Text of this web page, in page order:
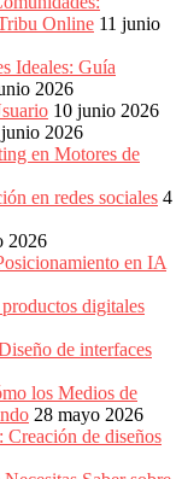
Online 11 junio
Ideales: Guía
2026
10 junio 2026
2026
en Motores de
en redes sociales 4
2026
en IA
digitales
de interfaces
los Medios de
28 mayo 2026
de diseños